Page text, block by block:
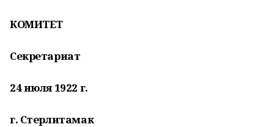
КОМИТЕТ
Секретариат
24 июля 1922 г.
г. Стерлитамак